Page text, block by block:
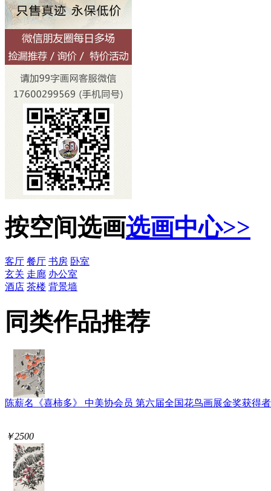
按空间选画选画中心>>
客厅 餐厅 书房 卧室
玄关 走廊 办公室
酒店 茶楼 背景墙
同类作品推荐
陈薪名《喜柿多》 中美协会员 第六届全国花鸟画展金奖获得者
￥2500